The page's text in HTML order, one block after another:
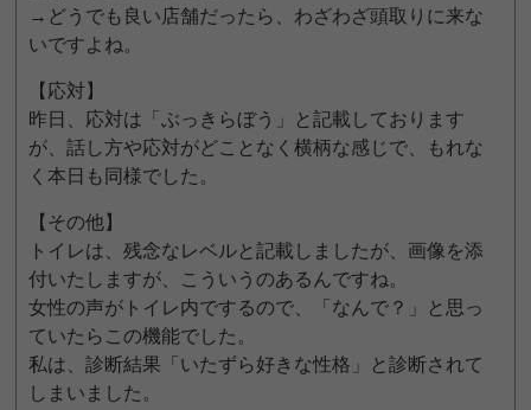
→どうでも良い店舗だったら、わざわざ頭取りに来な
いですよね。
【応対】
昨日、応対は「ぶっきらぼう」と記載しております
が、話し方や応対がどことなく横柄な感じで、もれな
く本日も同様でした。
【その他】
トイレは、残念なレベルと記載しましたが、画像を添
付いたしますが、こういうのあるんですね。
女性の声がトイレ内でするので、「なんで？」と思っ
ていたらこの機能でした。
私は、診断結果「いたずら好きな性格」と診断されて
しまいました。